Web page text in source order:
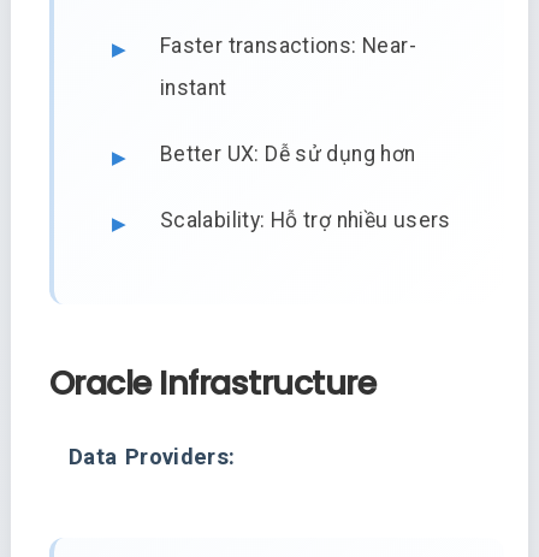
Faster transactions: Near-
instant
Better UX: Dễ sử dụng hơn
Scalability: Hỗ trợ nhiều users
Oracle Infrastructure
Data Providers: